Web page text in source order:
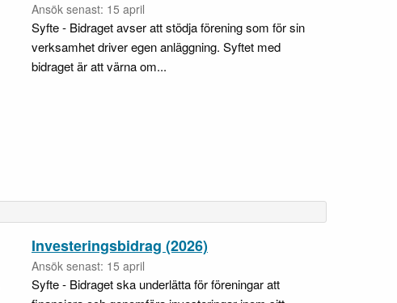
Ansök senast: 15 april
Syfte - Bidraget avser att stödja förening som för sin
verksamhet driver egen anläggning. Syftet med
bidraget är att värna om...
Investeringsbidrag (2026)
Ansök senast: 15 april
Syfte - Bidraget ska underlätta för föreningar att